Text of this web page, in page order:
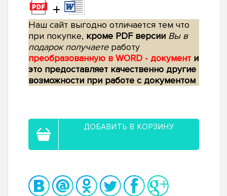
+
Наш сайт выгодно отличается тем что
при покупке, кроме PDF версии Вы в
подарок получаетеработу
преобразованную в WORD - документ и
это предоставляет качественно другие
возможности при работе с документом
ДОБАВИТЬ В КОРЗИНУ